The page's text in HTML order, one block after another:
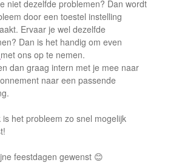
niet dezelfde problemen? Dan wordt
door een toestel instelling
Ervaar je wel dezelfde
Dan is het handig om even
met ons op te nemen.
dan graag intern met je mee naar
naar een passende
is het probleem zo snel mogelijk
feestdagen gewenst 😊